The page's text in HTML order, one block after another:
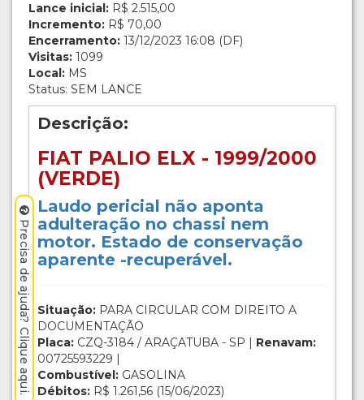
Lance inicial: R$ 2.515,00
Incremento: R$ 70,00
Encerramento: 13/12/2023 16:08 (DF)
Visitas: 1099
Local: MS
Status: SEM LANCE
Descrição:
FIAT PALIO ELX - 1999/2000
(VERDE)
Laudo pericial não aponta
adulteração no chassi nem
motor. Estado de conservação
aparente -recuperável.
Situação: PARA CIRCULAR COM DIREITO A
DOCUMENTAÇÃO
Placa: CZQ-3184 / ARAÇATUBA - SP | Renavam:
00725593229 |
Combustível: GASOLINA
Débitos: R$ 1.261,56 (15/06/2023)
Precisa de ajuda? Clique aqui.